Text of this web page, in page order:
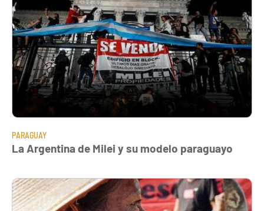
PARAGUAY
La Argentina de Milei y su modelo paraguayo